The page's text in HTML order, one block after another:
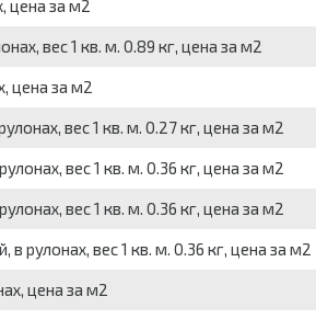
цена за м2
вес 1 кв. м. 0.89 кг, цена за м2
цена за м2
вес 1 кв. м. 0.27 кг, цена за м2
вес 1 кв. м. 0.36 кг, цена за м2
вес 1 кв. м. 0.36 кг, цена за м2
рулонах, вес 1 кв. м. 0.36 кг, цена за м2
цена за м2